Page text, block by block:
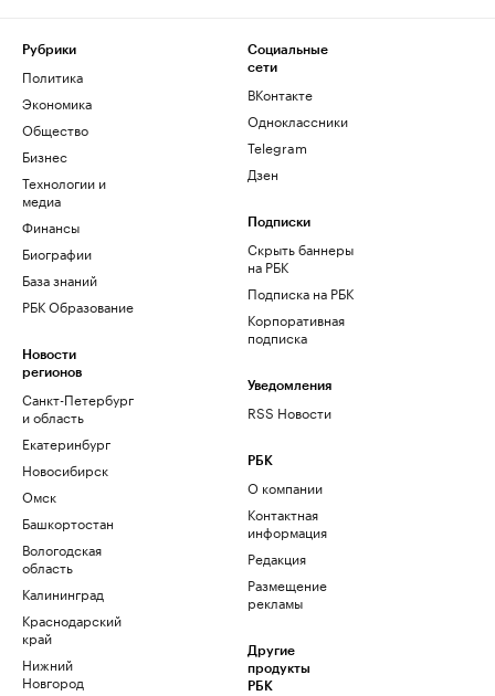
Рубрики
Политика
Экономика
Общество
Бизнес
Технологии и
медиа
Финансы
Биографии
База знаний
РБК Образование
Новости
регионов
Санкт-Петербург
и область
Екатеринбург
Новосибирск
Омск
Башкортостан
Вологодская
область
Калининград
Краснодарский
край
Нижний
Новгород
Социальные
сети
ВКонтакте
Одноклассники
Telegram
Дзен
Подписки
Скрыть баннеры
на РБК
Подписка на РБК
Корпоративная
подписка
Уведомления
RSS Новости
РБК
О компании
Контактная
информация
Редакция
Размещение
рекламы
Другие
продукты
РБК